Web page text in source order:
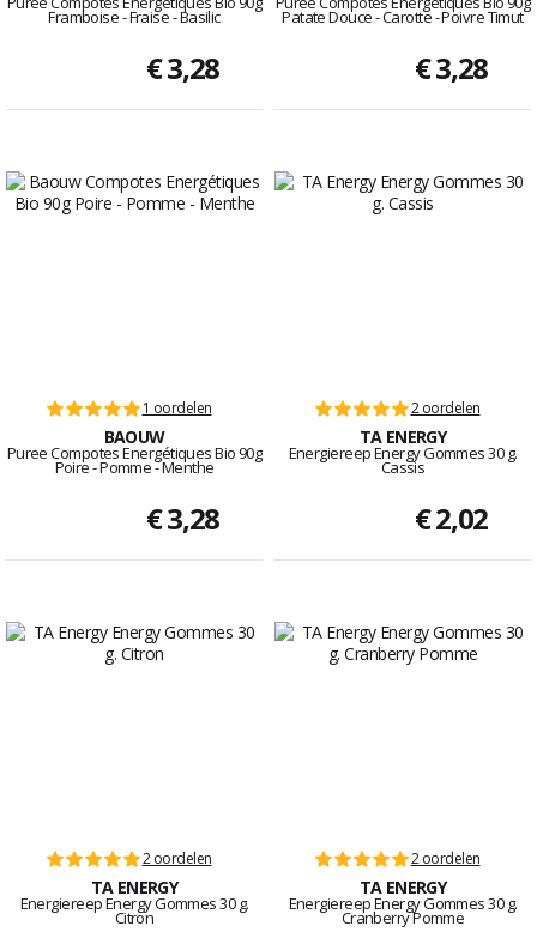
Framboise - Fraise - Basilic
€ 3,28
Patate Douce - Carotte - Poivre Timut
€ 3,28
1 oordelen
BAOUW
Puree Compotes Energétiques Bio 90g
Poire - Pomme - Menthe
€ 3,28
2 oordelen
TA ENERGY
Energiereep Energy Gommes 30 g.
Cassis
€ 2,02
2 oordelen
TA ENERGY
Energiereep Energy Gommes 30 g.
Citron
2 oordelen
TA ENERGY
Energiereep Energy Gommes 30 g.
Cranberry Pomme